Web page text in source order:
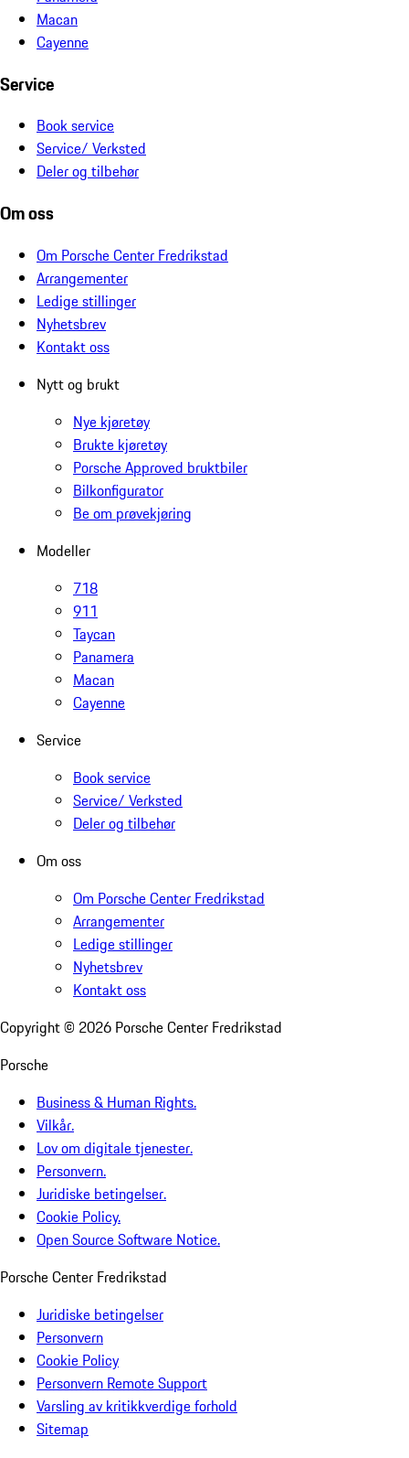
Macan
Cayenne
Service
Book service
Service/ Verksted
Deler og tilbehør
Om oss
Om Porsche Center Fredrikstad
Arrangementer
Ledige stillinger
Nyhetsbrev
Kontakt oss
Nytt og brukt
Nye kjøretøy
Brukte kjøretøy
Porsche Approved bruktbiler
Bilkonfigurator
Be om prøvekjøring
Modeller
718
911
Taycan
Panamera
Macan
Cayenne
Service
Book service
Service/ Verksted
Deler og tilbehør
Om oss
Om Porsche Center Fredrikstad
Arrangementer
Ledige stillinger
Nyhetsbrev
Kontakt oss
Copyright © 2026 Porsche Center Fredrikstad
Porsche
Business & Human Rights.
Vilkår.
Lov om digitale tjenester.
Personvern.
Juridiske betingelser.
Cookie Policy.
Open Source Software Notice.
Porsche Center Fredrikstad
Juridiske betingelser
Personvern
Cookie Policy
Personvern Remote Support
Varsling av kritikkverdige forhold
Sitemap